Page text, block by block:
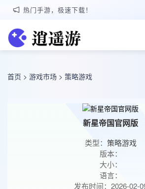
热门手游，极速下载！
首页 > 游戏市场 > 策略游戏
新星帝国官网版
类型： 策略游戏
版本：
大小：
语言：
发布时间：2026-02-